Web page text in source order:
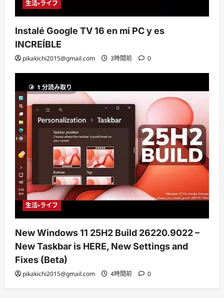
生活・ライフ
Instalé Google TV 16 en mi PC y es
INCREÍBLE
pikakichi2015@gmail.com 3時間前 0
1 分読み取り
生活・ライフ
New Windows 11 25H2 Build 26220.9022 –
New Taskbar is HERE, New Settings and
Fixes (Beta)
pikakichi2015@gmail.com 4時間前 0